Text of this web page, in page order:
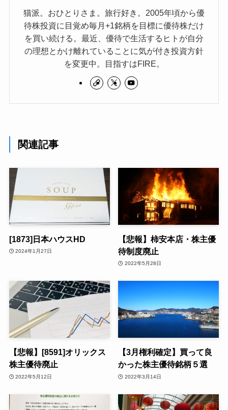
猫派。おひとりさま。旅行好き。2005年頃から優
待株投資に目覚め毎月+1銘柄を目標に優待株だけ
を買い続ける。最近、優待で生活するヒトが自分
の理想とかけ離れていることに気が付き投資方針
を変更中。目指すはFIRE。
関連記事
[1873]日本ハウスHD
2024年1月27日
【悲報】柿安本店・株主優
待制度廃止
2022年5月28日
【悲報】[8591]オリックス
株主優待廃止
2022年5月12日
【3月権利確定】買って良
かった株主優待銘柄５選
2022年3月14日